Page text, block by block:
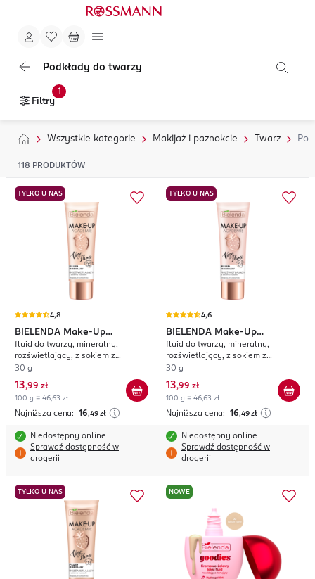
Podkłady do twarzy
Filtry
1
Wszystkie kategorie Makijaż i paznokcie Twarz
118 PRODUKTÓW
TYLKO U NAS
4,8
BIELENDA Make-Up
Academie Vege Flumi
fluid do twarzy, mineralny,
rozświetlający, z sokiem z
truskawki, nr 02 Naturalny Beż
30 g
13,99 zł
100 g = 46,63 zł
Najniższa cena: 16,49 zł
Niedostępny online
Sprawdź dostępność w
drogerii
TYLKO U NAS
4,6
BIELENDA Make-Up
Academie Vege Flumi
fluid do twarzy, mineralny,
rozświetlający, z sokiem z
truskawki, nr 01 Jasny Beż
30 g
13,99 zł
100 g = 46,63 zł
Najniższa cena: 16,49 zł
Niedostępny online
Sprawdź dostępność w
drogerii
TYLKO U NAS NOWE